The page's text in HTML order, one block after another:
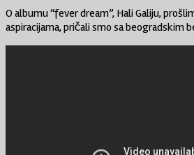
O albumu “fever dream”, Hali Galiju,
aspiracijama, pričali smo sa beogradskim